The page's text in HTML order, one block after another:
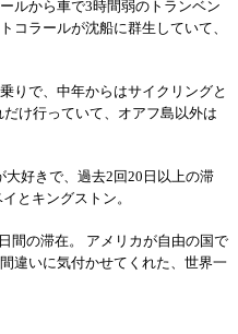
ルから車で3時間弱のトランベン
コラールが沈船に群生していて、
りで、中年からはサイクリングと
け行っていて、オアフ島以外は
大好きで、過去2回20日以上の滞
とキングストン。
間の滞在。 アメリカが自由の国で
違いに気付かせてくれた、世界一